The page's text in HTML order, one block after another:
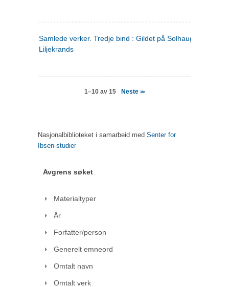
Samlede verker. Tredje bind : Gildet på Solhaug ; Olaf
Liljekrands
1–10 av 15 Neste>>
Nasjonalbiblioteket i samarbeid med Senter for
Ibsen-studier
Avgrens søket
Materialtyper
År
Forfatter/person
Generelt emneord
Omtalt navn
Omtalt verk